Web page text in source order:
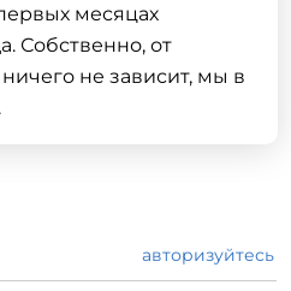
месяцах
Собственно, от
не зависит, мы в
авторизуйтесь